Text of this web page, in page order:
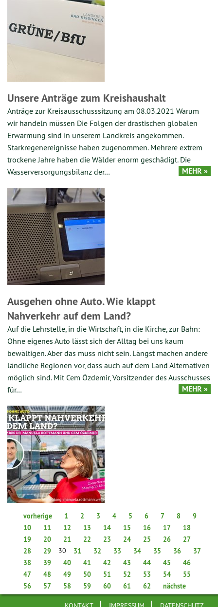
Unsere Anträge zum Kreishaushalt
Anträge zur Kreisausschusssitzung am 08.03.2021 Warum
wir handeln müssen Die Folgen der drastischen globalen
Erwärmung sind in unserem Landkreis angekommen.
Starkregen­ereignisse haben zugenommen. Mehrere extrem
trockene Jahre haben die Wälder enorm geschädigt. Die
Wasserversorgungsbilanz der…
MEHR »
Ausgehen ohne Auto. Wie klappt
Nahverkehr auf dem Land?
Auf die Lehrstelle, in die Wirtschaft, in die Kirche, zur Bahn:
Ohne eigenes Auto lässt sich der Alltag bei uns kaum
bewältigen. Aber das muss nicht sein. Längst machen andere
ländliche Regionen vor, dass auch auf dem Land Alternativen
möglich sind. Mit Cem Özdemir, Vorsitzender des Ausschusses
für…
MEHR »
vorherige 1 2 3 4 5 6 7 8
9
10
11 12 13 14 15 16 17
18
19
20 21 22 23 24 25 26
27
28
29 30 31 32 33 34 35 36
37
38
39 40 41 42 43 44 45
46
47
48 49 50 51 52 53 54
55
56
57 58 59 60 61 62 nächste